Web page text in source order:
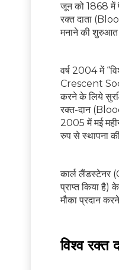
जून को 1868 में
रक्त दाता
मनाने की शुरुआत
वर्ष 2004 में
Crescent
करने के लिये
रक्त-दान
2005 में मई
रुप से स्थापना
कार्ल लैंडस्टेनर
प्राप्त किया है)
मौका प्रदान
विश्व रक्त